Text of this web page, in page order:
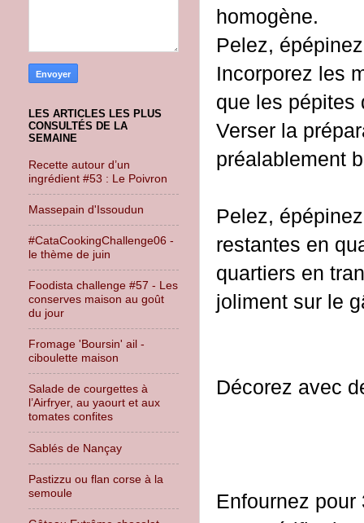
homogène.
Pelez,
Incorporez les
que les pépites
Verser la
préalablement
Pelez,
restantes en
quartiers en
joliment sur le
Décorez avec
Enfournez pour
LES ARTICLES LES PLUS
CONSULTÉS DE LA
SEMAINE
Recette autour d’un
ingrédient #53 : Le Poivron
Massepain d'Issoudun
#CataCookingChallenge06 -
le thème de juin
Foodista challenge #57 - Les
conserves maison au goût
du jour
Fromage 'Boursin' ail -
ciboulette maison
Salade de courgettes à
l’Airfryer, au yaourt et aux
tomates confites
Sablés de Nançay
Pastizzu ou flan corse à la
semoule